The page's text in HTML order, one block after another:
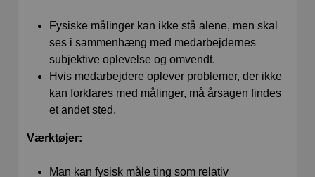
Fysiske målinger kan ikke stå alene, men skal
ses i sammenhæng med medarbejdernes
subjektive oplevelse og omvendt.
Hvis medarbejdere oplever problemer, der ikke
kan forklares med målinger, må årsagen findes
et andet sted.
Værktøjer:
Man kan fysisk måle ting som relativ